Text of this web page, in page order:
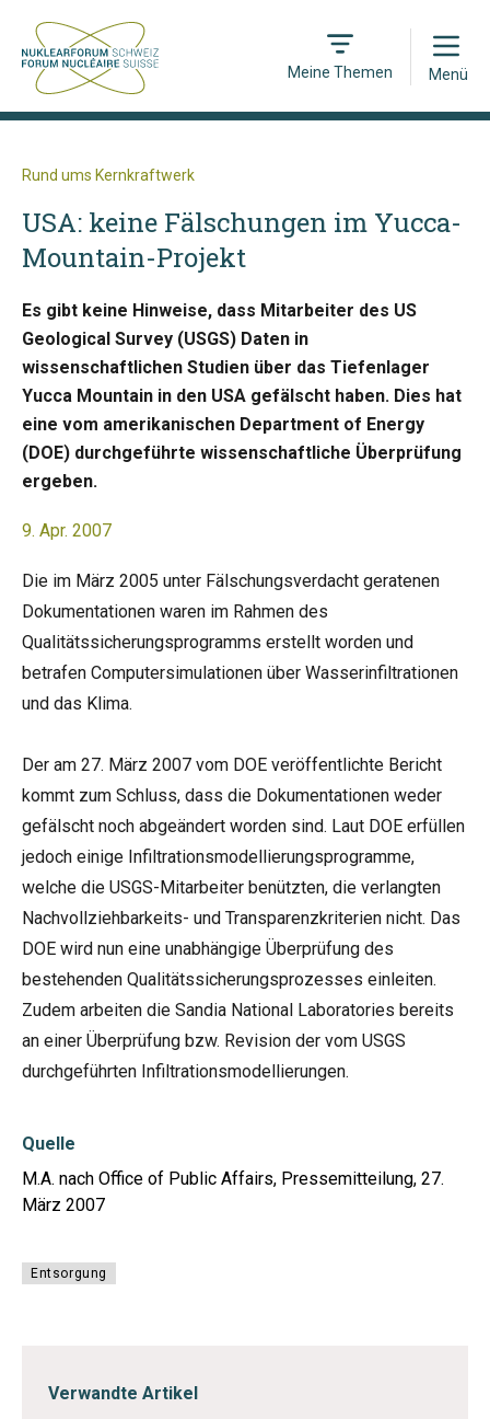
Meine Themen
Open
Menü
Rund ums Kernkraftwerk
USA: keine Fälschungen im Yucca-
Mountain-Projekt
Es gibt keine Hinweise, dass Mitarbeiter des US
Geological Survey (USGS) Daten in
wissenschaftlichen Studien über das Tiefenlager
Yucca Mountain in den USA gefälscht haben. Dies hat
eine vom amerikanischen Department of Energy
(DOE) durchgeführte wissenschaftliche Überprüfung
ergeben.
9. Apr. 2007
Die im März 2005 unter Fälschungsverdacht geratenen
Dokumentationen waren im Rahmen des
Qualitätssicherungsprogramms erstellt worden und
betrafen Computersimulationen über Wasserinfiltrationen
und das Klima.
Der am 27. März 2007 vom DOE veröffentlichte Bericht
kommt zum Schluss, dass die Dokumentationen weder
gefälscht noch abgeändert worden sind. Laut DOE erfüllen
jedoch einige Infiltrationsmodellierungsprogramme,
welche die USGS-Mitarbeiter benützten, die verlangten
Nachvollziehbarkeits- und Transparenzkriterien nicht. Das
DOE wird nun eine unabhängige Überprüfung des
bestehenden Qualitätssicherungsprozesses einleiten.
Zudem arbeiten die Sandia National Laboratories bereits
an einer Überprüfung bzw. Revision der vom USGS
durchgeführten Infiltrationsmodellierungen.
Quelle
M.A. nach Office of Public Affairs, Pressemitteilung, 27.
März 2007
Entsorgung
Verwandte Artikel